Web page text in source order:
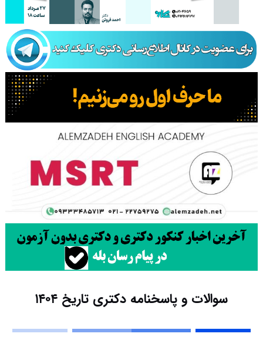
سوالات و پاسخنامه دکتری تاریخ ۱۴۰۴